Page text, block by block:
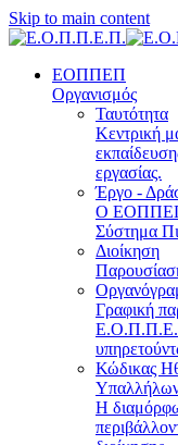
Skip to main content
ΕΟΠΠΕΠ
Οργανισμός
Ταυτότητα
Κεντρική
εργασίας.
Έργο -
Ο ΕΟΠΠΕΠ
Σύστημα
Διοίκηση
Γραφική
Κώδικας
Η